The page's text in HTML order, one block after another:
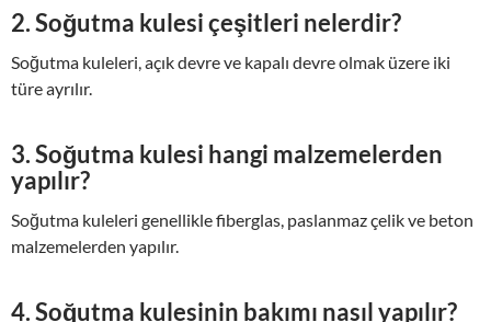
2. Soğutma kulesi çeşitleri nelerdir?
Soğutma kuleleri, açık devre ve kapalı devre olmak üzere iki
türe ayrılır.
3. Soğutma kulesi hangi malzemelerden
yapılır?
Soğutma kuleleri genellikle fiberglas, paslanmaz çelik ve beton
malzemelerden yapılır.
4. Soğutma kulesinin bakımı nasıl yapılır?